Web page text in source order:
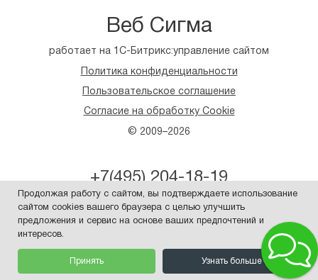
Веб Сигма
работает на 1С-Битрикс:управление сайтом
Политика конфиденциальности
Пользовательское соглашение
Согласие на обработку Cookie
© 2009–2026
+7(495) 204-18-19
web@web-sigma.ru
Карта проезда
ЗАКАЗАТЬ ЗВОНОК
Продолжая работу с сайтом, вы подтверждаете использование
сайтом cookies вашего браузера с целью улучшить
предложения и сервис на основе ваших предпочтений и
интересов.
Принять Узнать больше